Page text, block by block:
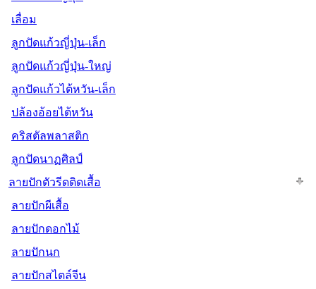
เลื่อม
ลูกปัดแก้วญี่ปุ่น-เล็ก
ลูกปัดแก้วญี่ปุ่น-ใหญ่
ลูกปัดแก้วไต้หวัน-เล็ก
ปล้องอ้อยไต้หวัน
คริสตัลพลาสติก
ลูกปัดนาฏศิลป์
ลายปักตัวรีดติดเสื้อ
ลายปักผีเสื้อ
ลายปักดอกไม้
ลายปักนก
ลายปักสไตล์จีน